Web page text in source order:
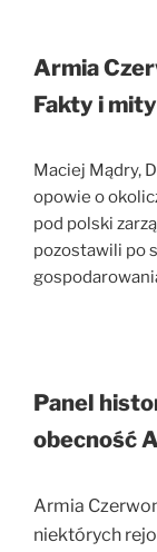
Armia
Fakty i
Maciej Mądry,
opowie o
pod polski
pozostawili po
Panel
obecność
Armia
niektórych